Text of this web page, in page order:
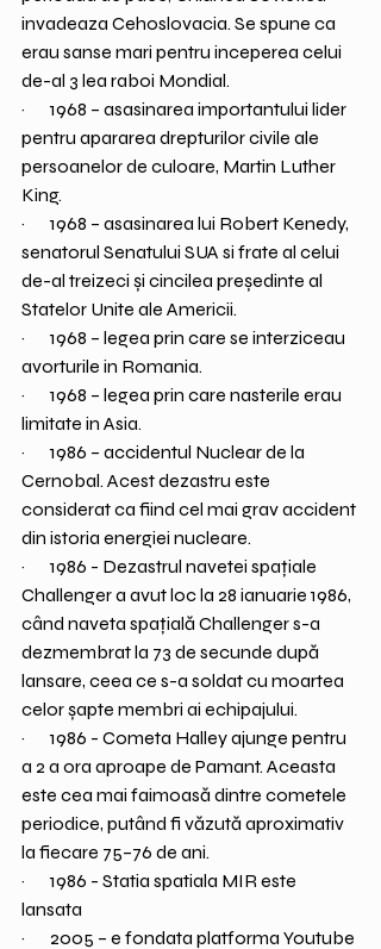
invadeaza Cehoslovacia. Se spune ca
erau sanse mari pentru inceperea celui
de-al 3 lea raboi Mondial.
·       1968 – asasinarea importantului lider
pentru apararea drepturilor civile ale
persoanelor de culoare, Martin Luther
King.
·       1968 – asasinarea lui Robert Kenedy,
senatorul Senatului SUA si frate al celui
de-al treizeci și cincilea președinte al
Statelor Unite ale Americii.
·       1968 – legea prin care se interziceau
avorturile in Romania.
·       1968 – legea prin care nasterile erau
limitate in Asia.
·       1986 – accidentul Nuclear de la
Cernobal. Acest dezastru este
considerat ca fiind cel mai grav accident
din istoria energiei nucleare.
·       1986 - Dezastrul navetei spațiale
Challenger a avut loc la 28 ianuarie 1986,
când naveta spațială Challenger s-a
dezmembrat la 73 de secunde după
lansare, ceea ce s-a soldat cu moartea
celor șapte membri ai echipajului.
·       1986 - Cometa Halley ajunge pentru
a 2 a ora aproape de Pamant. Aceasta
este cea mai faimoasă dintre cometele
periodice, putând fi văzută aproximativ
la fiecare 75–76 de ani.
·       1986 - Statia spatiala MIR este
lansata
·       2005 – e fondata platforma Youtube